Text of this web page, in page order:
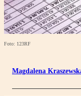
Foto: 123RF
Magdalena